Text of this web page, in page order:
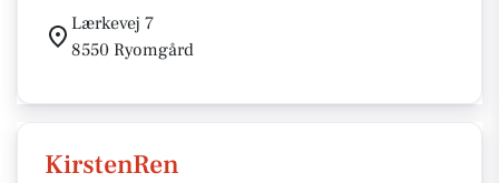
Lærkevej 7
8550 Ryomgård
KirstenRen